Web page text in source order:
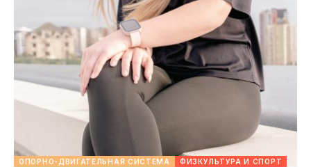
ОПОРНО-ДВИГАТЕЛЬНАЯ СИСТЕМА ФИЗКУЛЬТУРА И СПОРТ